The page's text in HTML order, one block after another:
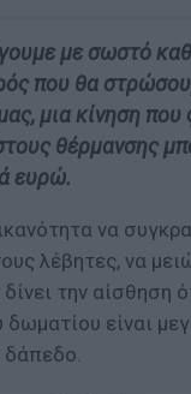
με σωστό
που θα
μια κίνηση
θέρμανσης
ευρώ.
να
λέβητες, να
την αίσθηση
είναι
δάπεδο.